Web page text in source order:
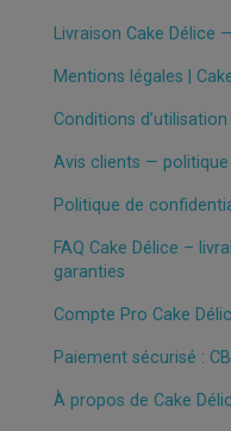
Livraison Cake Délice
Mentions légales |
Conditions d’utilisation
Avis clients —
Politique de
FAQ Cake Délice –
garanties
Compte Pro Cake
Paiement sécurisé :
À propos de Cake